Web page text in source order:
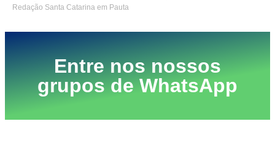
Redação Santa Catarina em Pauta
Entre nos nossos
grupos de WhatsApp